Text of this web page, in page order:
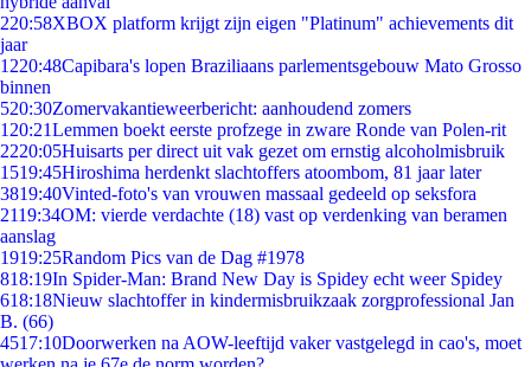
220:58XBOX platform krijgt zijn eigen "Platinum" achievements dit
jaar
1220:48Capibara's lopen Braziliaans parlementsgebouw Mato Grosso
binnen
520:30Zomervakantieweerbericht: aanhoudend zomers
1 20:21Lemmen boekt eerste profzege in zware Ronde van Polen-rit
2220:05Huisarts per direct uit vak gezet om ernstig alcoholmisbruik
1519:45Hiroshima herdenkt slachtoffers atoombom, 81 jaar later
3819:40Vinted-foto's van vrouwen massaal gedeeld op seksfora
2119:34OM: vierde verdachte (18) vast op verdenking van beramen
aanslag
1919:25Random Pics van de Dag #1978
818:19In Spider-Man: Brand New Day is Spidey echt weer Spidey
618:18Nieuw slachtoffer in kindermisbruikzaak zorgprofessional Jan
B. (66)
4517:10Doorwerken na AOW-leeftijd vaker vastgelegd in cao's, moet